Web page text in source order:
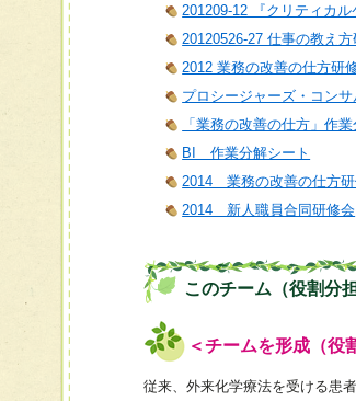
201209-12 『クリティカル
20120526-27 仕事の教え
2012 業務の改善の仕方研
プロシージャーズ・コン
「業務の改善の仕方」作
BI 作業分解シート
2014 業務の改善の仕方
2014 新人職員合同研修会
このチーム（役割分
＜チームを形成（役
従来、外来化学療法を受ける患